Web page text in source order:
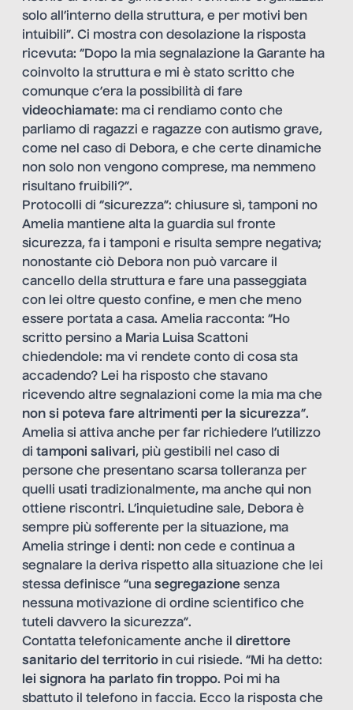
solo all’interno della struttura, e per motivi ben
intuibili”. Ci mostra con desolazione la risposta
ricevuta: “Dopo la mia segnalazione la Garante ha
coinvolto la struttura e mi è stato scritto che
comunque c’era la possibilità di fare
videochiamate: ma ci rendiamo conto che
parliamo di ragazzi e ragazze con autismo grave,
come nel caso di Debora, e che certe dinamiche
non solo non vengono comprese, ma nemmeno
risultano fruibili?”.
Protocolli di “sicurezza”: chiusure sì, tamponi no
Amelia mantiene alta la guardia sul fronte
sicurezza, fa i tamponi e risulta sempre negativa;
nonostante ciò Debora non può varcare il
cancello della struttura e fare una passeggiata
con lei oltre questo confine, e men che meno
essere portata a casa. Amelia racconta: “Ho
scritto persino a Maria Luisa Scattoni
chiedendole: ma vi rendete conto di cosa sta
accadendo? Lei ha risposto che stavano
ricevendo altre segnalazioni come la mia ma che
non si poteva fare altrimenti per la sicurezza”.
Amelia si attiva anche per far richiedere l’utilizzo
di tamponi salivari, più gestibili nel caso di
persone che presentano scarsa tolleranza per
quelli usati tradizionalmente, ma anche qui non
ottiene riscontri. L’inquietudine sale, Debora è
sempre più sofferente per la situazione, ma
Amelia stringe i denti: non cede e continua a
segnalare la deriva rispetto alla situazione che lei
stessa definisce “una segregazione senza
nessuna motivazione di ordine scientifico che
tuteli davvero la sicurezza”.
Contatta telefonicamente anche il direttore
sanitario del territorio in cui risiede. “Mi ha detto:
lei signora ha parlato fin troppo. Poi mi ha
sbattuto il telefono in faccia. Ecco la risposta che